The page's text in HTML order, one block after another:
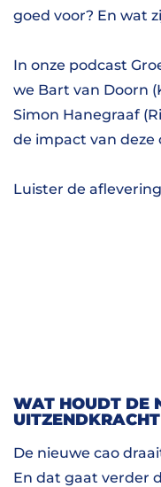
goed voor? En wat
In onze podcast
we Bart van Doorn
Simon Hanegraaf
de impact van deze
Luister de
WAT HOUDT DE
De nieuwe cao
En dat gaat verder